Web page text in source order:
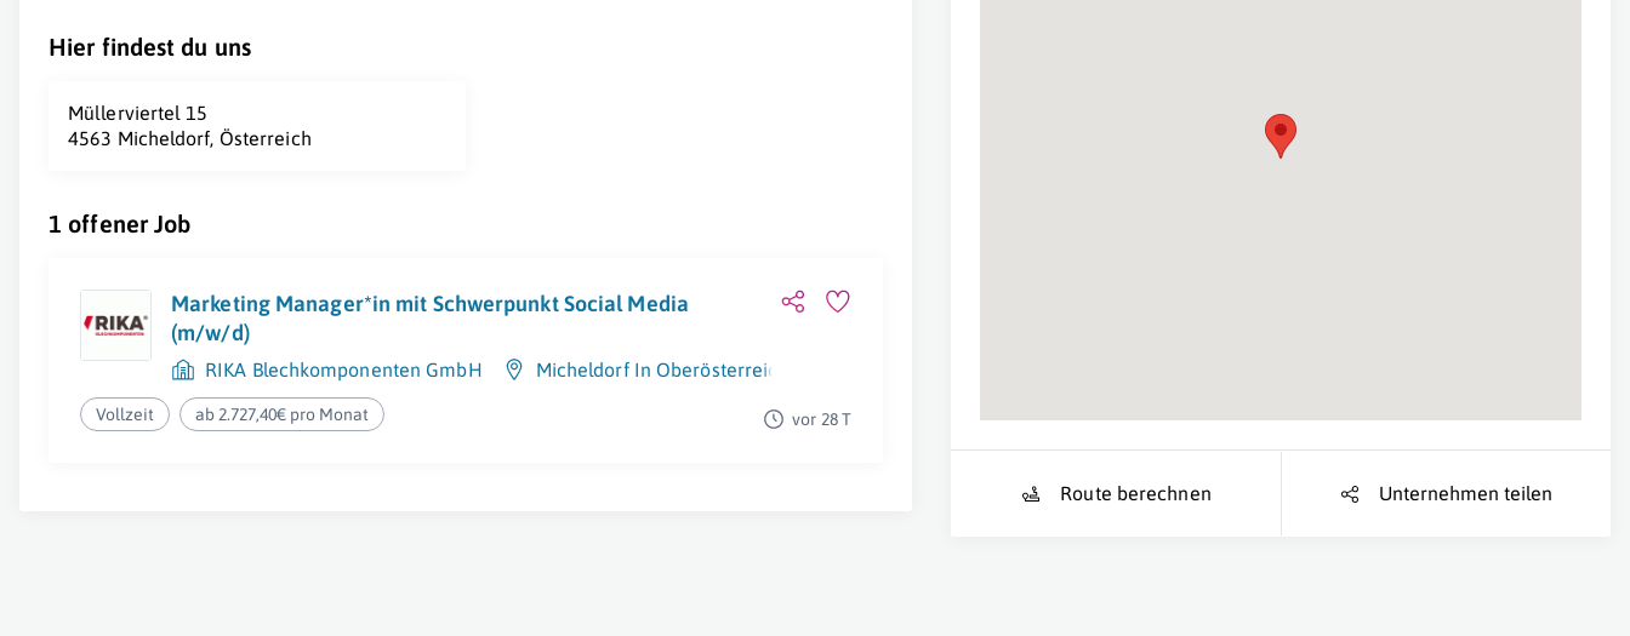
Hier findest du uns
Müllerviertel 15
4563 Micheldorf, Österreich
1 offener Job
Marketing Manager*in mit Schwerpunkt Social Media
(m/w/d)
RIKA Blechkomponenten GmbH Micheldorf In Oberösterreich
Vollzeit ab 2.727,40€ pro Monat vor 28 T
Route berechnen Unternehmen teilen